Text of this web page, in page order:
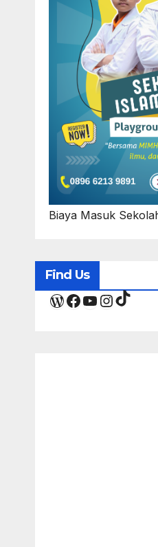
Biaya Masuk
Find Us
WordPress
Facebook
YouTube